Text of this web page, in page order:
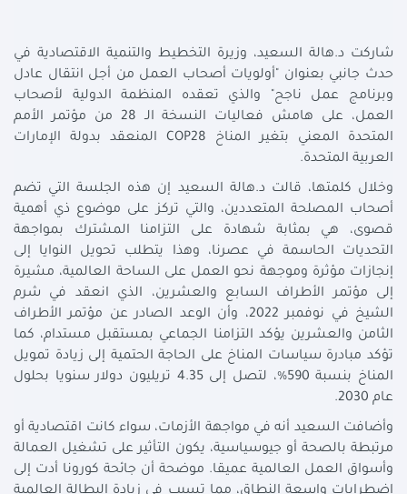
شاركت د.هالة السعيد، وزيرة التخطيط والتنمية الاقتصادية في
حدث جانبي بعنوان "أولويات أصحاب العمل من أجل انتقال عادل
وبرنامج عمل ناجح" والذي تعقده المنظمة الدولية لأصحاب
العمل، على هامش فعاليات النسخة الـ 28 من مؤتمر الأمم
المتحدة المعني بتغير المناخ COP28 المنعقد بدولة الإمارات
العربية المتحدة.
وخلال كلمتها، قالت د.هالة السعيد إن هذه الجلسة التي تضم
أصحاب المصلحة المتعددين، والتي تركز على موضوع ذي أهمية
قصوى، هي بمثابة شهادة على التزامنا المشترك بمواجهة
التحديات الحاسمة في عصرنا، وهذا يتطلب تحويل النوايا إلى
إنجازات مؤثرة وموجهة نحو العمل على الساحة العالمية، مشيرة
إلى مؤتمر الأطراف السابع والعشرين، الذي انعقد في شرم
الشيخ في نوفمبر 2022، وأن الوعد الصادر عن مؤتمر الأطراف
الثامن والعشرين يؤكد التزامنا الجماعي بمستقبل مستدام، كما
تؤكد مبادرة سياسات المناخ على الحاجة الحتمية إلى زيادة تمويل
المناخ بنسبة 590%، لتصل إلى 4.35 تريليون دولار سنويا بحلول
عام 2030.
وأضافت السعيد أنه في مواجهة الأزمات، سواء كانت اقتصادية أو
مرتبطة بالصحة أو جيوسياسية، يكون التأثير على تشغيل العمالة
وأسواق العمل العالمية عميقا. موضحة أن جائحة كورونا أدت إلى